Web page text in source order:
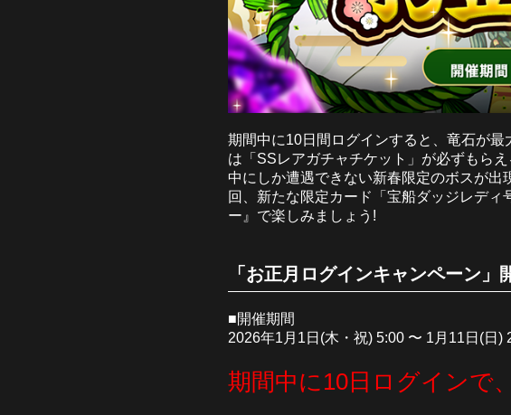
期間中に10日間ログインすると、竜石が
は「SSレアガチャチケット」が必ずもら
中にしか遭遇できない新春限定のボスが
回、新たな限定カード「宝船ダッジレデ
ー』で楽しみましょう!
「お正月ログインキャンペーン」
■開催期間
2026年1月1日(木・祝) 5:00 〜 1月11日(日)
期間中に10日ログインで